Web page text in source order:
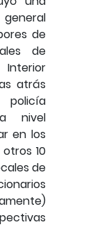
de
de
atrás
nivel
en los
10
de